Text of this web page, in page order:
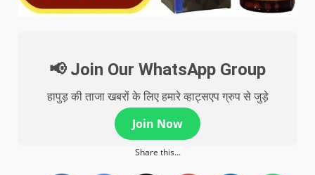
📢 Join Our WhatsApp Group
हापुड़ की ताजा खबरों के लिए हमारे व्हाट्सएप ग्रुप से जुड़े
Join Now
Share this...